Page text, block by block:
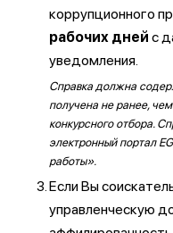
коррупционного
рабочих дней с
уведомления.
Справка должна
получена не ранее,
конкурсного отбора.
электронный портал
работы».
Если Вы
управленческую